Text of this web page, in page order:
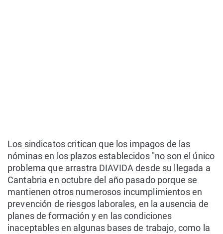
Los sindicatos critican que los impagos de las
nóminas en los plazos establecidos "no son el único
problema que arrastra DIAVIDA desde su llegada a
Cantabria en octubre del año pasado porque se
mantienen otros numerosos incumplimientos en
prevención de riesgos laborales, en la ausencia de
planes de formación y en las condiciones
inaceptables en algunas bases de trabajo, como la